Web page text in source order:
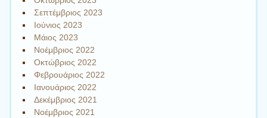
Σεπτέμβριος 2023
Ιούνιος 2023
Μάιος 2023
Νοέμβριος 2022
Οκτώβριος 2022
Φεβρουάριος 2022
Ιανουάριος 2022
Δεκέμβριος 2021
Νοέμβριος 2021